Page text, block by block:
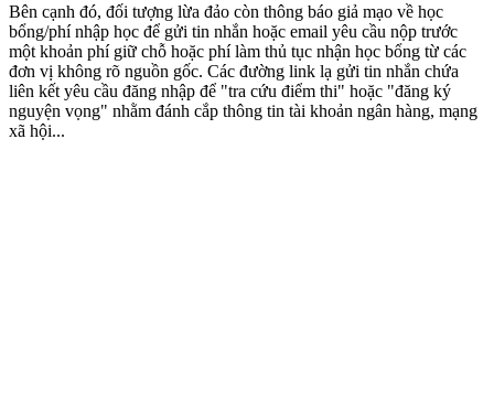
Bên cạnh đó, đối tượng lừa đảo còn thông báo giả mạo về học
bổng/phí nhập học để gửi tin nhắn hoặc email yêu cầu nộp trước
một khoản phí giữ chỗ hoặc phí làm thủ tục nhận học bổng từ các
đơn vị không rõ nguồn gốc. Các đường link lạ gửi tin nhắn chứa
liên kết yêu cầu đăng nhập để "tra cứu điểm thi" hoặc "đăng ký
nguyện vọng" nhằm đánh cắp thông tin tài khoản ngân hàng, mạng
xã hội...